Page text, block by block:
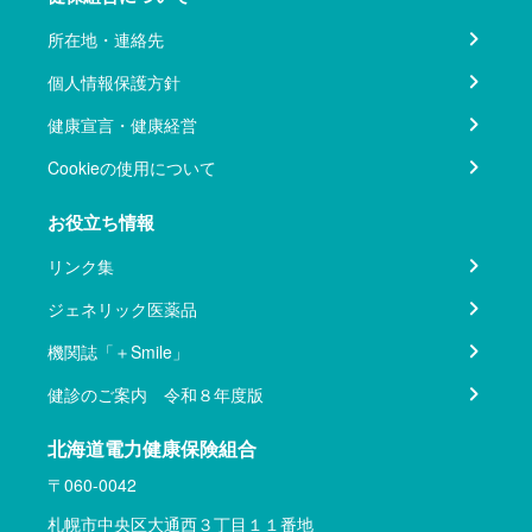
所在地・連絡先
個人情報保護方針
健康宣言・健康経営
Cookieの使用について
お役立ち情報
リンク集
ジェネリック医薬品
機関誌「＋Smile」
健診のご案内 令和８年度版
北海道電力健康保険組合
〒060-0042
札幌市中央区大通西３丁目１１番地